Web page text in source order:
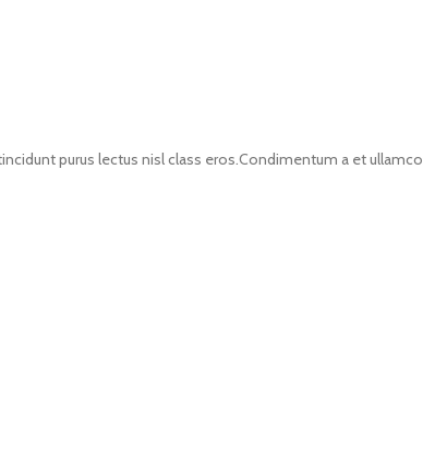
purus lectus nisl class eros.Condimentum a et